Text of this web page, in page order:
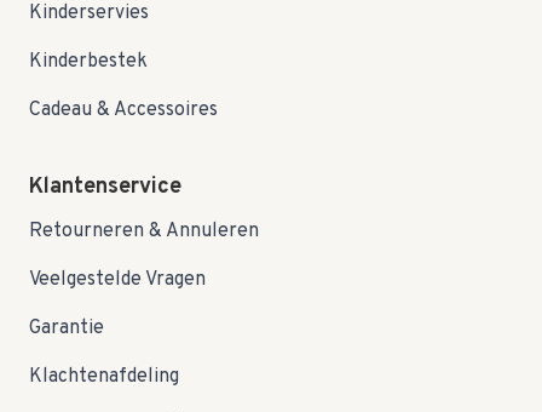
Kinderservies
Kinderbestek
Cadeau & Accessoires
Klantenservice
Retourneren & Annuleren
Veelgestelde Vragen
Garantie
Klachtenafdeling